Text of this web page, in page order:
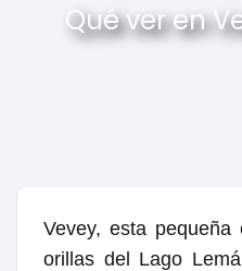
Qué ver en
Vevey, esta
orillas del Lago